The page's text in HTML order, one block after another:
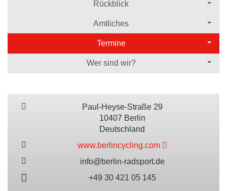
Rückblick
Amtliches
Termine
Wer sind wir?
Paul-Heyse-Straße 29
10407 Berlin
Deutschland
www.berlincycling.com
info@berlin-radsport.de
+49 30 421 05 145